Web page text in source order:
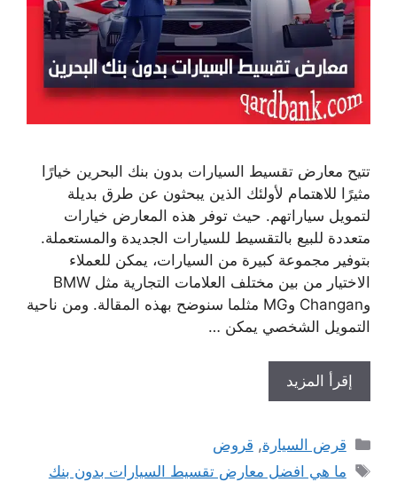
تتيح معارض تقسيط السيارات بدون بنك البحرين خيارًا
مثيرًا للاهتمام لأولئك الذين يبحثون عن طرق بديلة
لتمويل سياراتهم. حيث توفر هذه المعارض خيارات
متعددة للبيع بالتقسيط للسيارات الجديدة والمستعملة.
بتوفير مجموعة كبيرة من السيارات، يمكن للعملاء
الاختيار من بين مختلف العلامات التجارية مثل BMW
وChangan وMG مثلما سنوضح بهذه المقالة. ومن ناحية
التمويل الشخصي يمكن …
إقرأ المزيد
التصنيفات
قرض السيارة, قروض
الوسوم
ما هي افضل معارض تقسيط السيارات بدون بنك